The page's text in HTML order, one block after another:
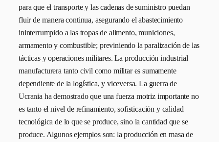
para que el transporte y las cadenas de suministro puedan
fluir de manera continua, asegurando el abastecimiento
ininterrumpido a las tropas de alimento, municiones,
armamento y combustible; previniendo la paralización de las
tácticas y operaciones militares. La producción industrial
manufacturera tanto civil como militar es sumamente
dependiente de la logística, y viceversa. La guerra de
Ucrania ha demostrado que una fuerza motriz importante no
es tanto el nivel de refinamiento, sofisticación y calidad
tecnológica de lo que se produce, sino la cantidad que se
produce. Algunos ejemplos son: la producción en masa de